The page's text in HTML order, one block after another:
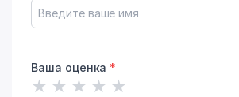
Ваша оценка *
★ ★ ★ ★ ★